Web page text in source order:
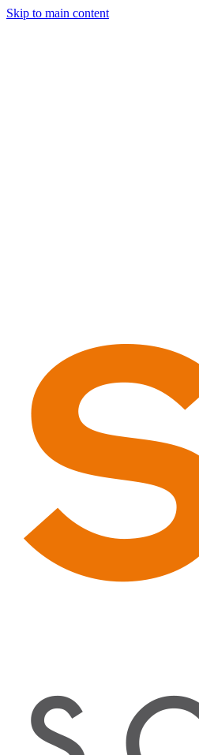
Skip to main content